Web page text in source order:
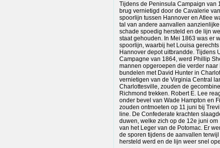
Tijdens de Peninsula Campaign van
brug vernietigd door de Cavalerie
spoorlijn tussen Hannover en Atlee
tal van andere aanvallen
schade spoedig hersteld en de lijn
staat gehouden. In Mei 1863 was er
spoorlijn, waarbij het Louisa
Hannover depot uitbrandde. Tijdens
Campagne van 1864, werd Phillip
mannen opgeroepen die verder
bundelen met David Hunter in
vernietigen van de Virginia Central
Charlottesville, zouden de
Richmond trekken. Robert E. Lee
onder bevel van Wade Hampton en
zouden ontmoeten op 11 juni bij
line. De Confederate krachten
duwen, welke zich op de 12e juni
van het Leger van de Potomac. Er
de sporen tijdens de aanvallen
hersteld werd en de lijn weer snel